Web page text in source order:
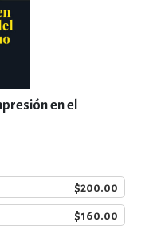
en el
$200.00
$160.00